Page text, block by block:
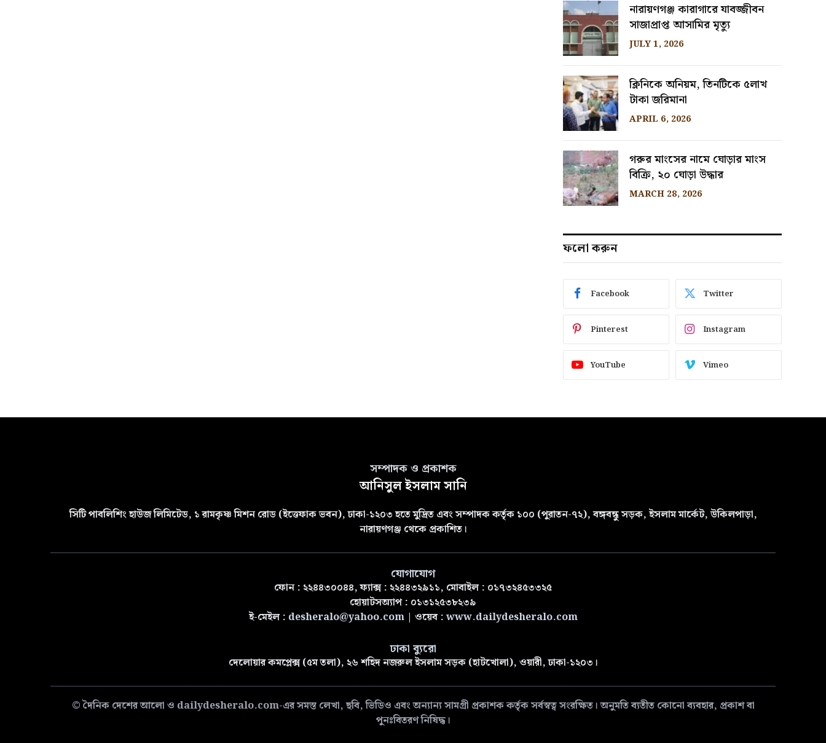
নারায়ণগঞ্জ কারাগারে যাবজ্জীবন
সাজাপ্রাপ্ত আসামির মৃত্যু
JULY 1, 2026
ক্লিনিকে অনিয়ম, তিনটিকে ৫লাখ
টাকা জরিমানা
APRIL 6, 2026
গরুর মাংসের নামে ঘোড়ার মাংস
বিক্রি, ২০ ঘোড়া উদ্ধার
MARCH 28, 2026
ফলো করুন
Facebook Twitter
Pinterest Instagram
YouTube Vimeo
সম্পাদক ও প্রকাশক
আনিসুল ইসলাম সানি
সিটি পাবলিশিং হাউজ লিমিটেড, ১ রামকৃষ্ণ মিশন রোড (ইত্তেফাক ভবন), ঢাকা-১২০৩ হতে মুদ্রিত এবং সম্পাদক কর্তৃক ১০০ (পুরাতন-৭২), বঙ্গবন্ধু সড়ক, ইসলাম মার্কেট, উকিলপাড়া,
নারায়ণগঞ্জ থেকে প্রকাশিত।
যোগাযোগ
ফোন : ২২৪৪৩০০৪৪, ফ্যাক্স : ২২৪৪৩২৯১১, মোবাইল : ০১৭৩২৪৫৩৩২৫
হোয়াটসঅ্যাপ : ০১৩১২৫৩৮২৩৯
ই-মেইল : desheralo@yahoo.com| ওয়েব : www.dailydesheralo.com
ঢাকা ব্যুরো
দেলোয়ার কমপ্লেক্স (৫ম তলা), ২৬ শহিদ নজরুল ইসলাম সড়ক (হাটখোলা), ওয়ারী, ঢাকা-১২০৩।
© দৈনিক দেশের আলো ও dailydesheralo.com-এর সমস্ত লেখা, ছবি, ভিডিও এবং অন্যান্য সামগ্রী প্রকাশক কর্তৃক সর্বস্বত্ব সংরক্ষিত। অনুমতি ব্যতীত কোনো ব্যবহার, প্রকাশ বা
পুনঃবিতরণ নিষিদ্ধ।